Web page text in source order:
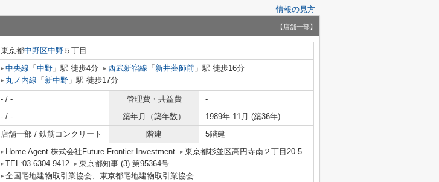
情報の見方
【店舗一部】
東京都中野区中野 ５丁目
中央線 「 中野 」駅 徒歩4分 西武新宿線 「 新井薬師前 」駅 徒歩16分
丸ノ内線 「 新中野 」駅 徒歩17分
- / - 管理費・共益費
-
- / - 築年月（築年数）
1989年 11月 (築36年)
店舗一部 / 鉄筋コンクリート 階建 5階建
Home Agent 株式会社Future Frontier Investment
東京都杉並区高円寺南２丁目20-5
TEL:03-6304-9412
東京都知事 (3) 第95364号
全国宅地建物取引業協会、東京都宅地建物取引業協会